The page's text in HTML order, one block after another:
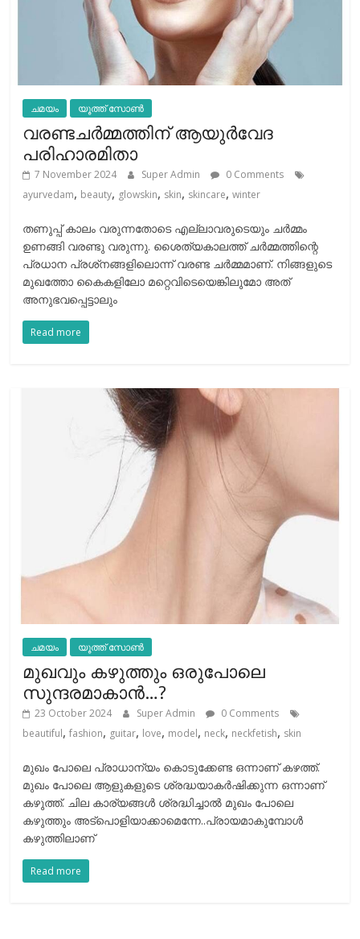
ചമയം യൂത്ത് സോൺ
വരണ്ടചര്‍മ്മത്തിന് ആയുര്‍വേദ
പരിഹാരമിതാ
7 November 2024 Super Admin
0 Comments
ayurvedam, beauty, glowskin, skin, skincare,winter
തണുപ്പ് കാലം വരുന്നതോടെ എല്ലാവരുടെയും ചര്‍മ്മം
ഉണങ്ങി വരണ്ടു വരുന്നു. ശൈത്യകാലത്ത് ചർമ്മത്തിന്റെ
പ്രധാന പ്രശ്‌നങ്ങളിലൊന്ന് വരണ്ട ചർമ്മമാണ്. നിങ്ങളുടെ
മുഖത്തോ കൈകളിലോ മറ്റെവിടെയെങ്കിലുമോ അത്
അനുഭവപ്പെട്ടാലും
Read more
ചമയം യൂത്ത് സോൺ
മുഖവും കഴുത്തും ഒരുപോലെ
സുന്ദരമാകാന്‍…?
23 October 2024 Super Admin
0 Comments
beautiful,fashion, guitar, love, model, neck, neckfetish, skin
മുഖം പോലെ പ്രാധാന്യം കൊടുക്കേണ്ട ഒന്നാണ് കഴത്ത്.
മുഖം പോലെ ആളുകളുടെ ശ്രദ്ധയാകര്‍ഷിക്കുന്ന ഒന്നാണ്
കഴുത്ത്. ചില കാര്യങ്ങള്‍ ശ്രദ്ധിച്ചാല്‍ മുഖം പോലെ
കഴുത്തും അട്പൊളിയാക്കാമെന്നേ..പ്രായമാകുമ്പോൾ
കഴുത്തിലാണ്
Read more